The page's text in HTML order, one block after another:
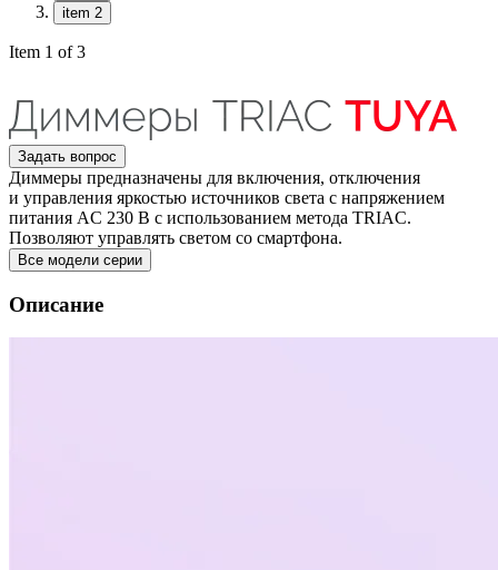
item 2
Item 1 of 3
Задать вопрос
Диммеры предназначены для включения, отключения
и управления яркостью источников света с напряжением
питания AC 230 В с использованием метода TRIAC.
Позволяют управлять светом со смартфона.
Все модели серии
Описание